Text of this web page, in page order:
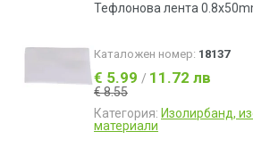
Тефлонова лента
Каталожен номер: 18137
€ 5.99 / 11.72 лв
€ 8.55
Категория: Изолирбанд,
материали